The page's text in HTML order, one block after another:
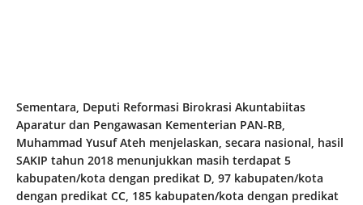
Sementara, Deputi Reformasi Birokrasi Akuntabiitas
Aparatur dan Pengawasan Kementerian PAN-RB,
Muhammad Yusuf Ateh menjelaskan, secara nasional, hasil
SAKIP tahun 2018 menunjukkan masih terdapat 5
kabupaten/kota dengan predikat D, 97 kabupaten/kota
dengan predikat CC, 185 kabupaten/kota dengan predikat